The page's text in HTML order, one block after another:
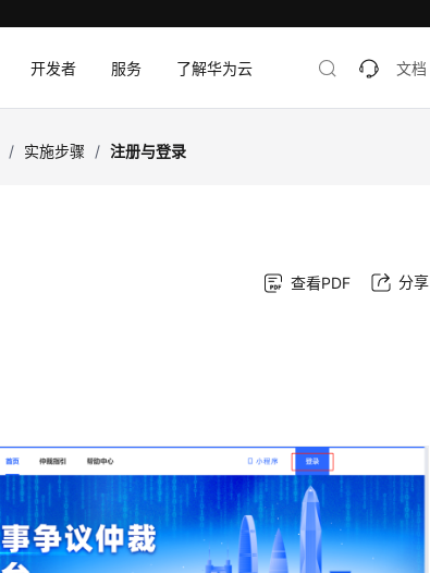
开发者 服务 了解华为云 文档
/ 实施步骤 / 注册与登录
查看PDF 分享